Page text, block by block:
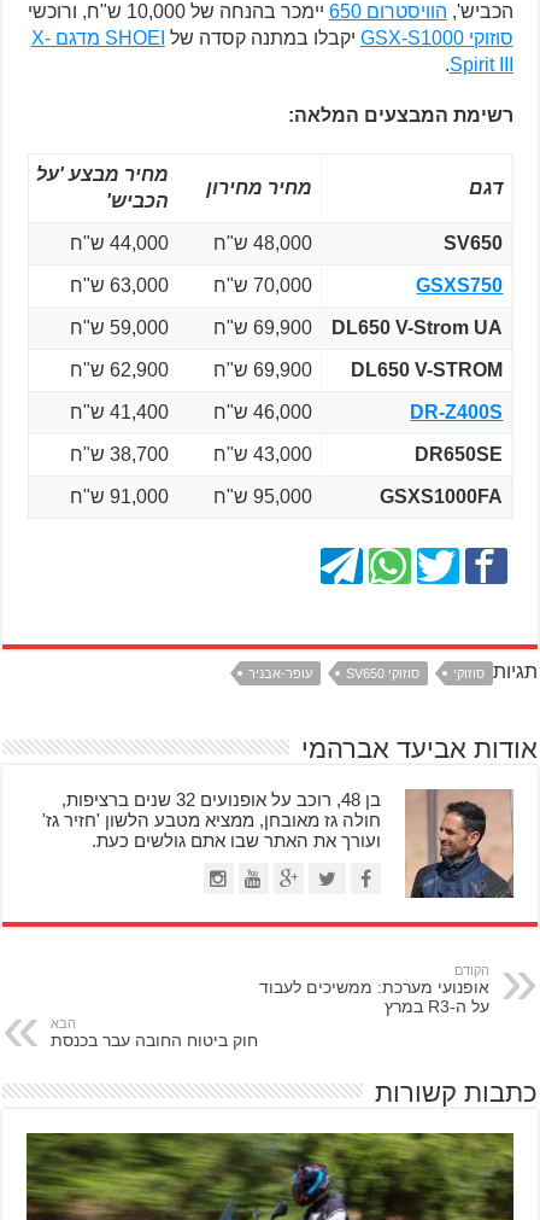
הכביש', הוויסטרום 650
יימכר בהנחה של 10,000 ש"ח, ורוכשי
סוזוקי GSX-S1000
יקבלו במתנה קסדה של
SHOEI מדגם X-
Spirit III
.
רשימת המבצעים המלאה:
דגם מחיר מחירון
מחיר מבצע 'על
הכביש'
SV650 48,000 ש"ח 44,000 ש"ח
GSXS750 70,000 ש"ח 63,000 ש"ח
DL650 V-Strom UA 69,900 ש"ח 59,000 ש"ח
DL650 V-STROM 69,900 ש"ח 62,900 ש"ח
DR-Z400S 46,000 ש"ח 41,400 ש"ח
DR650SE 43,000 ש"ח 38,700 ש"ח
GSXS1000FA 95,000 ש"ח 91,000 ש"ח
תגיות סוזוקי סוזוקי SV650 עופר-אבניר
אודות אביעד אברהמי
בן 48, רוכב על אופנועים 32 שנים ברציפות,
חולה גז מאובחן, ממציא מטבע הלשון 'חזיר גז'
ועורך את האתר שבו אתם גולשים כעת.
הקודם
אופנועי מערכת: ממשיכים לעבוד
על ה-R3 במרץ
הבא
חוק ביטוח החובה עבר בכנסת
כתבות קשורות